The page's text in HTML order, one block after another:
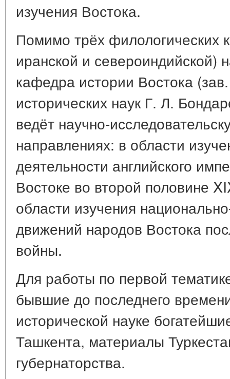
изучения Востока.
Помимо трёх филологических
иранской и североиндийской)
кафедра истории Востока
исторических наук Г. Л.
ведёт научно-
направлениях: в области
деятельности английского
Востоке во второй половине
области изучения
движений народов Востока
войны.
Для работы по первой
бывшие до последнего
исторической науке
Ташкента, материалы
губернаторства.